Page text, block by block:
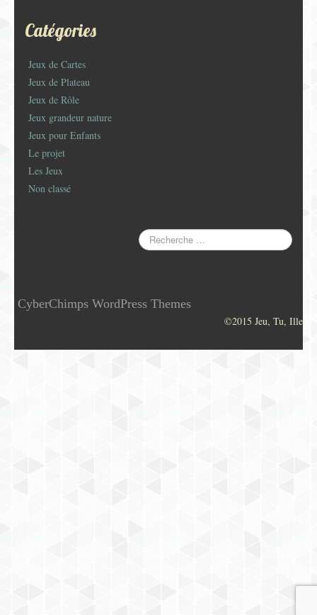
Catégories
Jeux de Cartes
Jeux de Plateau
Jeux de Rôle
Jeux grandeur nature
Jeux pour Enfants
Le projet
Les Jeux
Non classé
CyberChimps WordPress Themes
©2015 Jeu, Tu, Ille